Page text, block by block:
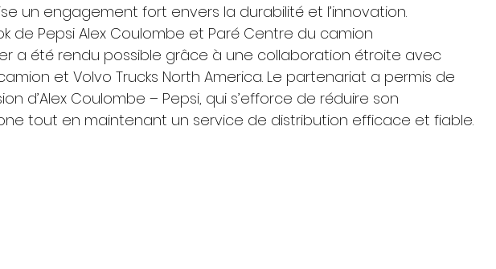
un engagement fort envers la durabilité et l’innovation.
de Pepsi Alex Coulombe et Paré Centre du camion
a été rendu possible grâce à une collaboration étroite avec
et Volvo Trucks North America. Le partenariat a permis de
d’Alex Coulombe – Pepsi, qui s’efforce de réduire son
tout en maintenant un service de distribution efficace et fiable.